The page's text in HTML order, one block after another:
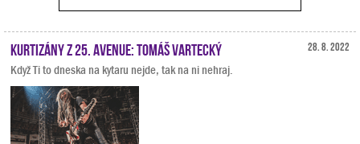
28. 8. 2022
Kurtizány z 25. Avenue: Tomáš Vartecký
Když Ti to dneska na kytaru nejde, tak na ni nehraj.